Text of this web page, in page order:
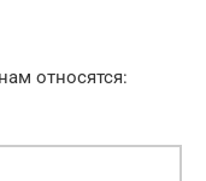
относятся: